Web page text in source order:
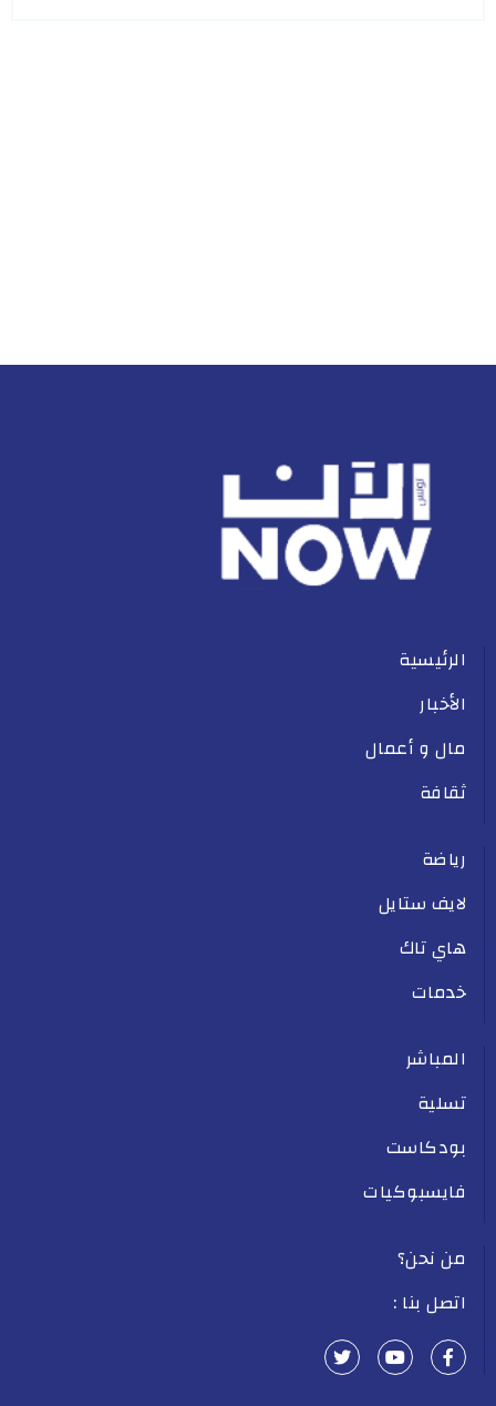
الرئيسية
الأخبار
مال و أعمال
ثقافة
رياضة
لايف ستايل
هاي تاك
خدمات
المباشر
تسلية
بودكاست
فايسبوكيات
من نحن؟
اتصل بنا :